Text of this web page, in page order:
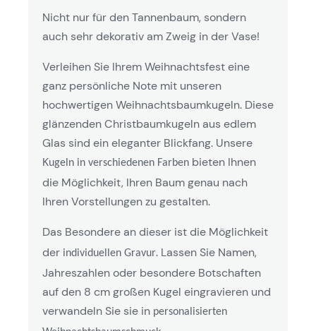
Nicht nur für den Tannenbaum, sondern
auch sehr dekorativ am Zweig in der Vase!
Verleihen Sie Ihrem Weihnachtsfest eine
ganz persönliche Note mit unseren
hochwertigen Weihnachtsbaumkugeln. Diese
glänzenden Christbaumkugeln aus edlem
Glas sind ein eleganter Blickfang. Unsere
Kugeln in verschiedenen Farben bieten Ihnen
die Möglichkeit, Ihren Baum genau nach
Ihren Vorstellungen zu gestalten.
Das Besondere an dieser ist die Möglichkeit
der individuellen Gravur. Lassen Sie Namen,
Jahreszahlen oder besondere Botschaften
auf den 8 cm großen Kugel eingravieren und
verwandeln Sie sie in personalisierten